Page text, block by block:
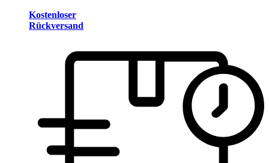
Kostenloser
Rückversand